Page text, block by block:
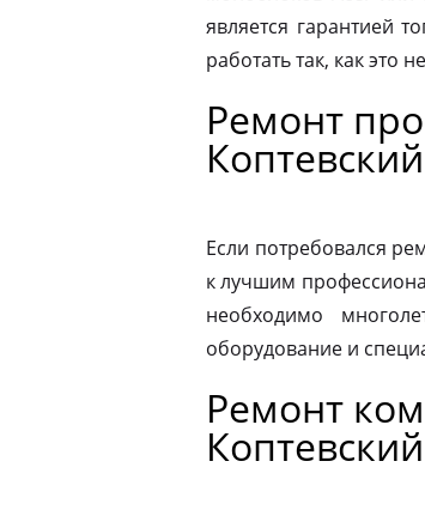
является гарантией
работать так, как это
Ремонт
Если потребовался
к лучшим
необходимо
оборудование и
Ремонт